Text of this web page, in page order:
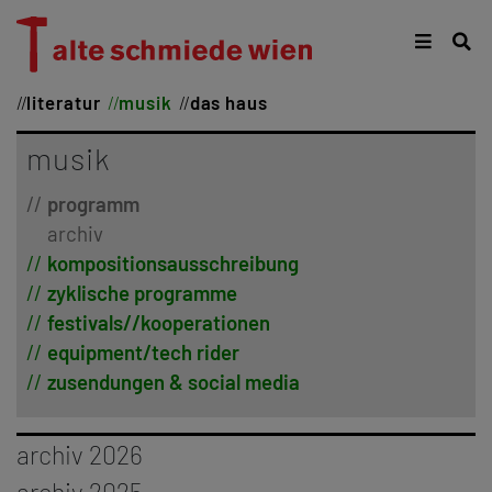
literatur musik das haus
musik
programm
archiv
kompositionsausschreibung
zyklische programme
festivals//kooperationen
equipment/tech rider
zusendungen & social media
archiv 2026